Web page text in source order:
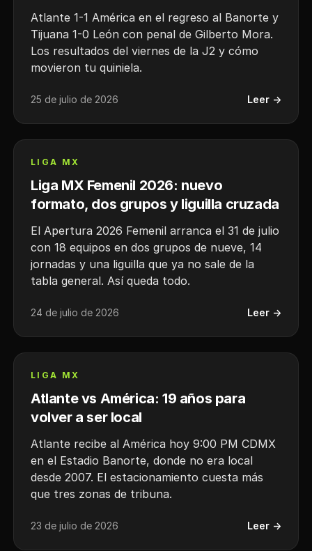
Atlante 1-1 América en el regreso al Banorte y
Tijuana 1-0 León con penal de Gilberto Mora.
Los resultados del viernes de la J2 y cómo
movieron tu quiniela.
25 de julio de 2026 Leer →
LIGA MX
Liga MX Femenil 2026: nuevo
formato, dos grupos y liguilla cruzada
El Apertura 2026 Femenil arranca el 31 de julio
con 18 equipos en dos grupos de nueve, 14
jornadas y una liguilla que ya no sale de la
tabla general. Así queda todo.
24 de julio de 2026 Leer →
LIGA MX
Atlante vs América: 19 años para
volver a ser local
Atlante recibe al América hoy 9:00 PM CDMX
en el Estadio Banorte, donde no era local
desde 2007. El estacionamiento cuesta más
que tres zonas de tribuna.
23 de julio de 2026 Leer →